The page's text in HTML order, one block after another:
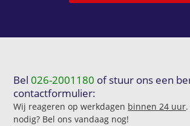
Bel026-2001180 of stuur ons een
contactformulier:
Wij reageren op werkdagen binnen 24 uur
nodig? Bel ons vandaag nog!